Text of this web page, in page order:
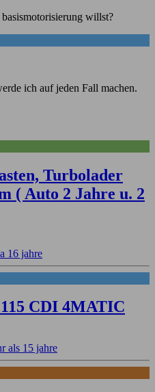
willst?
ich auf jeden Fall machen.
Turbolader
( Auto 2 Jahre u. 2
16 jahre
CDI 4MATIC
als 15 jahre